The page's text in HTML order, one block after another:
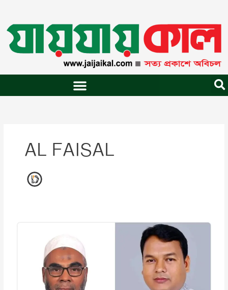
content
AL FAISAL
রাজশাহী